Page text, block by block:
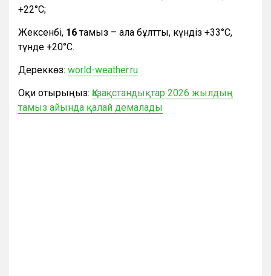
+22°С;
Жексенбі, 16тамыз – ала бұлтты, күндіз +33°С,
түнде +20°С.
Дереккөз: world-weather.ru
Оқи отырыңыз: Қазақстандықтар 2026 жылдың
тамыз айында қалай демалады